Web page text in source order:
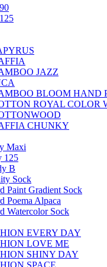
JAZZ
BLOOM HAND
ROYAL COLOR
CHUNKY
Maxi
125
B
Sock
Paint Gradient Sock
Poema Alpaca
Watercolor Sock
EVERY DAY
LOVE ME
SHINY DAY
SPACE